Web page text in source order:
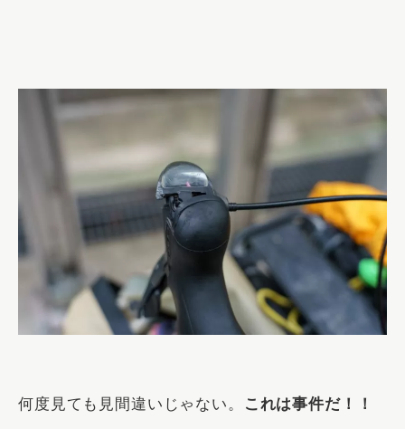
何度見ても見間違いじゃない。 これは事件だ！！